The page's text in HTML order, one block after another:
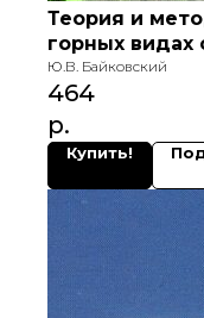
Теория и
горных видах
методическое
Ю.В. Байковский
464
р.
Купить!